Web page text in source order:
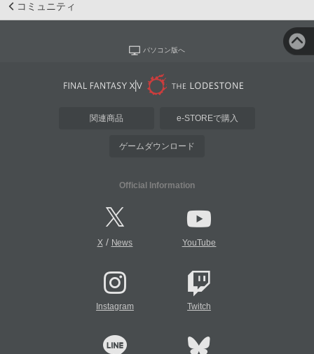
コミュニティ
パソコン版へ
関連商品 e-STOREで購入
ゲームダウンロード
Official Information
X/ News YouTube
Instagram Twitch